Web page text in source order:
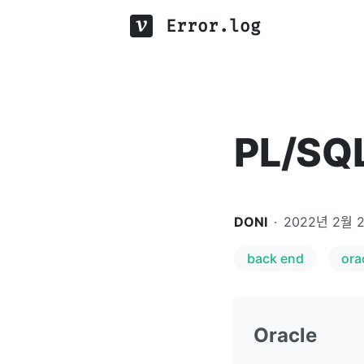
Error.log
PL/
DONI · 2022년 2월
back end
Oracle